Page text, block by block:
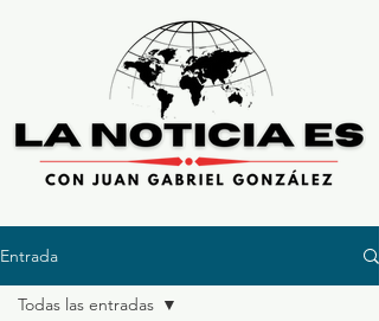
Entrada
Todas las entradas